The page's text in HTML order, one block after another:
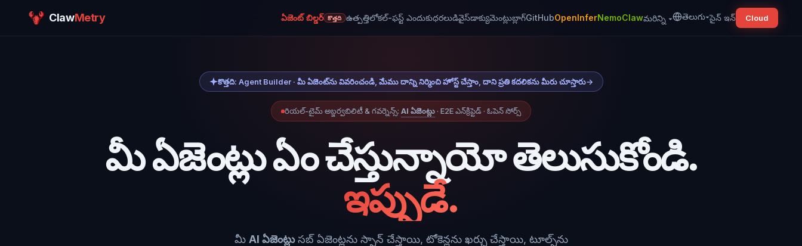
ClawMetry ఏజెంట్ బిల్డర్ కొత్తది ఉత్పత్తిలోకల్-ఫస్ట్ ఎందుకుధరలుడివైస్డాక్యుమెంట్లుబ్లాగ్GitHubOpenInferNemoClawమరిన్ని ▾ తెలుగు▾సైన్ ఇన్ Cloud
కొత్తది: Agent Builder · మీ ఏజెంట్‌ను వివరించండి, మేము దాన్ని నిర్మించి హోస్ట్ చేస్తాం, దాని ప్రతి కదలికను మీరు చూస్తారు→
రియల్-టైమ్ అబ్జర్వబిలిటీ & గవర్నెన్స్: AI ఏజెంట్లు · E2E ఎన్‌క్రిప్టెడ్ · ఓపెన్ సోర్స్
మీ ఏజెంట్లు ఏం చేస్తున్నాయో తెలుసుకోండి.
ఇప్పుడే.
మీ AI ఏజెంట్లు సబ్ ఏజెంట్లను స్పాన్ చేస్తాయి, టోకెన్లను ఖర్చు చేస్తాయి, టూల్స్‌ను